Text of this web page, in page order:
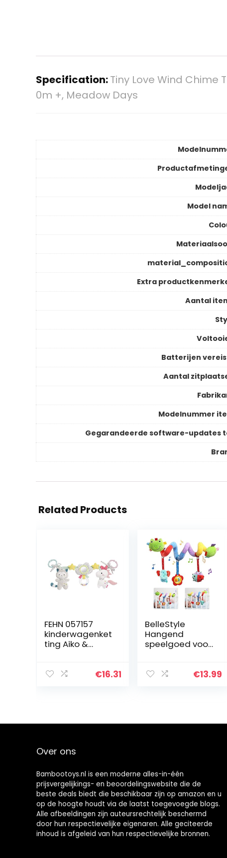
Specification:Tiny Love Wind
0m +, Meadow Days
Model
Extra
Aantal
Batterijen
Aantal
Modelnummer
Gegarandeerde software-updates
Related Products
FEHN 057157
kinderwagenket
ting Aiko &
hangerfiguren
€16.31
BelleStyle
Hangend
speelgoed voor
spiraalspeelgoe
€13.99
Over ons
Bambootoys.nl is een moderne alles-in-één
prijsvergelijkings- en beoordelingswebsite die de
beste deals biedt die beschikbaar zijn op amazon en u
op de hoogte houdt via de laatst toegevoegde blogs.
Alle afbeeldingen zijn auteursrechtelijk beschermd
door hun respectievelijke eigenaren. Alle geciteerde
inhoud is afgeleid van hun respectievelijke bronnen.